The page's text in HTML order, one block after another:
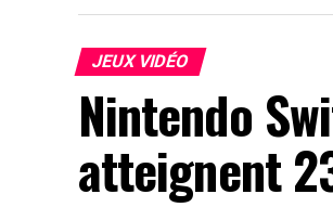
JEUX VIDÉO
Nintendo
atteignent